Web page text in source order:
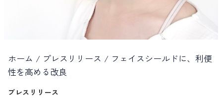
ホーム / プレスリリース / フェイスシールドに、利便
性を高める改良
プレスリリース